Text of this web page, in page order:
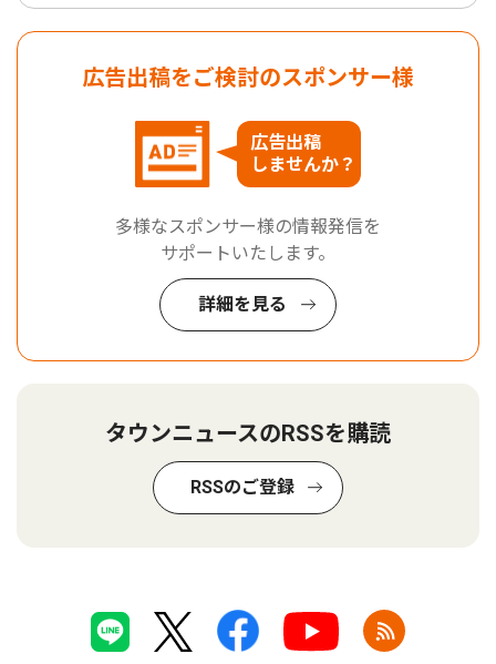
広告出稿をご検討のスポンサー様
広告出稿
しませんか？
多様なスポンサー様の情報発信を
サポートいたします。
詳細を見る
タウンニュースのRSSを購読
RSSのご登録